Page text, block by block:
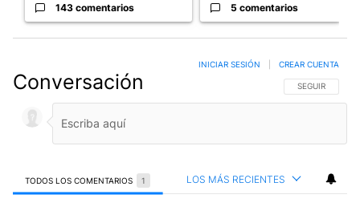
143 comentarios 5 comentarios
Conversación SIGA ESTA
SEGUIR
INICIAR SESIÓN CREAR CUENTA
TODOS LOS COMENTARIOS 1 LOS MÁS RECIENTES